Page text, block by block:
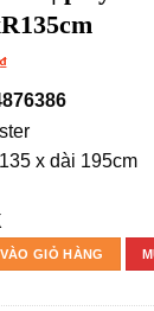
₫Giá
hiện
tại
là:x dài 195cm
| trắng/
GIỎ HÀNG